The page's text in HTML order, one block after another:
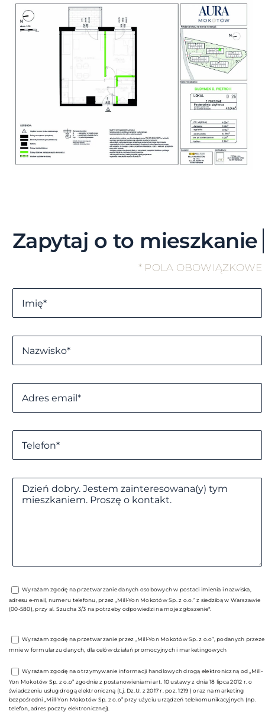
Skip
* POLA OBOWIĄZKOWE
Wyrażam zgodę na przetwarzanie danych osobowych w postaci imienia i nazwiska,
adresu e-mail, numeru telefonu, przez „Mill-Yon Mokotów Sp. z o.o.” z siedzibą w Warszawie
(00-580), przy al. Szucha 3/3 na potrzeby odpowiedzi na moje zgłoszenie*.
Wyrażam zgodę na przetwarzanie przez „Mill-Yon Mokotów Sp. z o.o”, podanych przeze
mnie w formularzu danych, dla celów działań promocyjnych i marketingowych
Wyrażam zgodę na otrzymywanie informacji handlowych drogą elektroniczną od „Mill-
Yon Mokotów Sp. z o.o” zgodnie z postanowieniami art. 10 ustawy z dnia 18 lipca 2012 r. o
świadczeniu usług drogą elektroniczną (t.j. Dz.U. z 2017 r. poz. 1219 ) oraz na marketing
bezpośredni „Mill-Yon Mokotów Sp. z o.o” przy użyciu urządzeń telekomunikacyjnych (np.
telefon, adres poczty elektronicznej).